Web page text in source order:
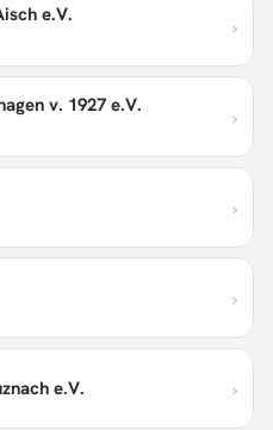
e.V. ›
v. 1927 e.V. ›
›
›
e.V. ›